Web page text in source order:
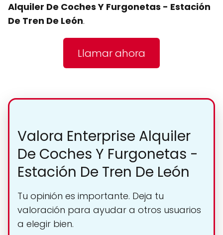
Alquiler De Coches Y Furgonetas - Estación
De Tren De León.
Llamar ahora
Valora Enterprise Alquiler
De Coches Y Furgonetas -
Estación De Tren De León
Tu opinión es importante. Deja tu
valoración para ayudar a otros usuarios
a elegir bien.